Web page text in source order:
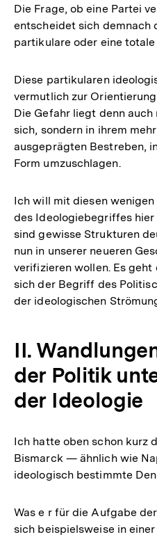
Die Frage, ob eine Partei
entscheidet sich demnach
partikulare oder eine
Diese partikularen
vermutlich zur
Die Gefahr liegt denn
sich, sondern in ihrem
ausgeprägten Bestreben,
Form umzuschlagen.
Ich will mit diesen
des Ideologiebegriffes
sind gewisse Strukturen
nun in unserer neueren
verifizieren wollen. Es
sich der Begriff des
der ideologischen
II.
der Politik
der Ideologie
Ich hatte oben schon kurz
Bismarck — ähnlich wie
ideologisch bestimmte
Was e r für die Aufgabe
sich beispielsweise in